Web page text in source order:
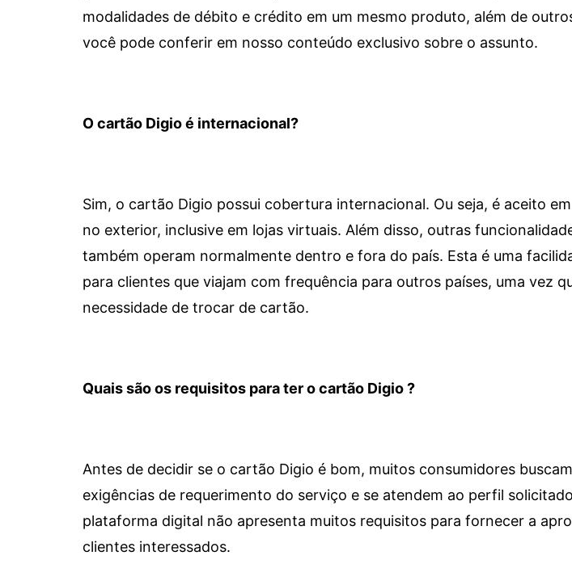
modalidades de débito e crédito em um mesmo produto, além de
você pode conferir em nosso conteúdo exclusivo sobre o assunto.
O cartão Digio é internacional?
Sim, o cartão Digio possui cobertura internacional. Ou seja, é aceito
no exterior, inclusive em lojas virtuais. Além disso, outras
também operam normalmente dentro e fora do país. Esta é uma
para clientes que viajam com frequência para outros países, uma vez
necessidade de trocar de cartão.
Quais são os requisitos para ter o cartão Digio ?
Antes de decidir se o cartão Digio é bom, muitos consumidores
exigências de requerimento do serviço e se atendem ao perfil
plataforma digital não apresenta muitos requisitos para fornecer a
clientes interessados.